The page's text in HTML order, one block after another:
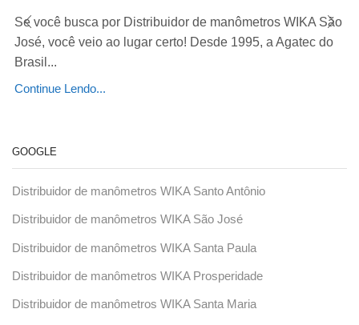
Se você busca por Distribuidor de manômetros WIKA São
José, você veio ao lugar certo! Desde 1995, a Agatec do
Brasil...
Continue Lendo...
GOOGLE
Distribuidor de manômetros WIKA Santo Antônio
Distribuidor de manômetros WIKA São José
Distribuidor de manômetros WIKA Santa Paula
Distribuidor de manômetros WIKA Prosperidade
Distribuidor de manômetros WIKA Santa Maria